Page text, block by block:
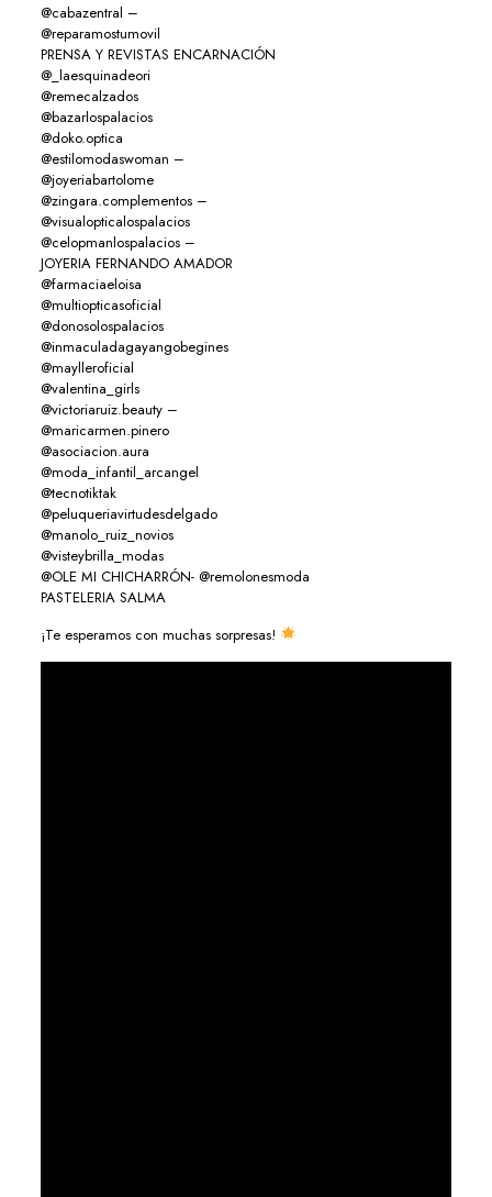
@cabazentral –
@reparamostumovil
PRENSA Y REVISTAS ENCARNACIÓN
@_laesquinadeori
@remecalzados
@bazarlospalacios
@doko.optica
@estilomodaswoman –
@joyeriabartolome
@zingara.complementos –
@visualopticalospalacios
@celopmanlospalacios –
JOYERIA FERNANDO AMADOR
@farmaciaeloisa
@multiopticasoficial
@donosolospalacios
@inmaculadagayangobegines
@maylleroficial
@valentina_girls
@victoriaruiz.beauty –
@maricarmen.pinero
@asociacion.aura
@moda_infantil_arcangel
@tecnotiktak
@peluqueriavirtudesdelgado
@manolo_ruiz_novios
@visteybrilla_modas
@OLE MI CHICHARRÓN- @remolonesmoda
PASTELERIA SALMA
¡Te esperamos con muchas sorpresas!